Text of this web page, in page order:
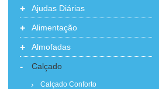
+ Ajudas Diárias
+ Alimentação
+ Almofadas
- Calçado
Calçado Conforto